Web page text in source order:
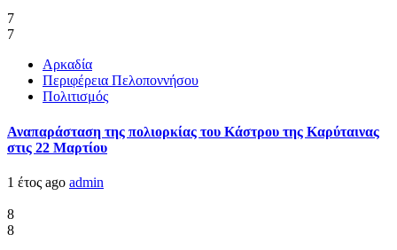
7
7
Αρκαδία
Περιφέρεια Πελοποννήσου
Πολιτισμός
Αναπαράσταση της πολιορκίας του Κάστρου της Καρύταινας
στις 22 Μαρτίου
1 έτος ago admin
8
8